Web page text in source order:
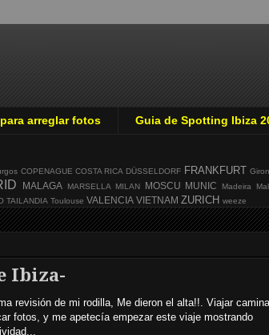
arreglar fotos Guia de Spotting Ibiza
COPENAGUE COSTA RICA DÜSSELDORF FRANKFURT
MALAGA MARSELLA MILAN MOSCU MUNIC Madeira
TAILANDIA Toulouse VALENCIA VIETNAM ZURICH weeze
Ibiza-
revisión de mi rodilla, Me dieron el alta!!. Viajar
fotos, y me apetecía empezar este viaje mostrando